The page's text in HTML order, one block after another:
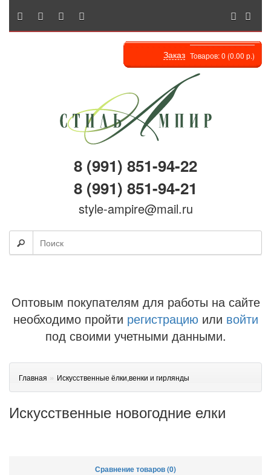
Заказ Товаров: 0 (0.00 р.)
8 (991) 851-94-22
8 (991) 851-94-21
style-ampire@mail.ru
Оптовым покупателям для работы на сайте
необходимо пройти регистрациюили войти
под своими учетными данными.
Главная » Искусственные ёлки,венки и гирлянды
Искусственные новогодние елки
Сравнение товаров (0)